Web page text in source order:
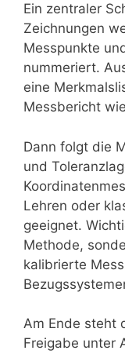
Ein zentraler
Zeichnungen
Messpunkte
nummeriert.
eine
Messbericht
Dann folgt die
und
Lehren oder
geeignet.
Methode,
kalibrierte
Am Ende steht
Freigabe unter